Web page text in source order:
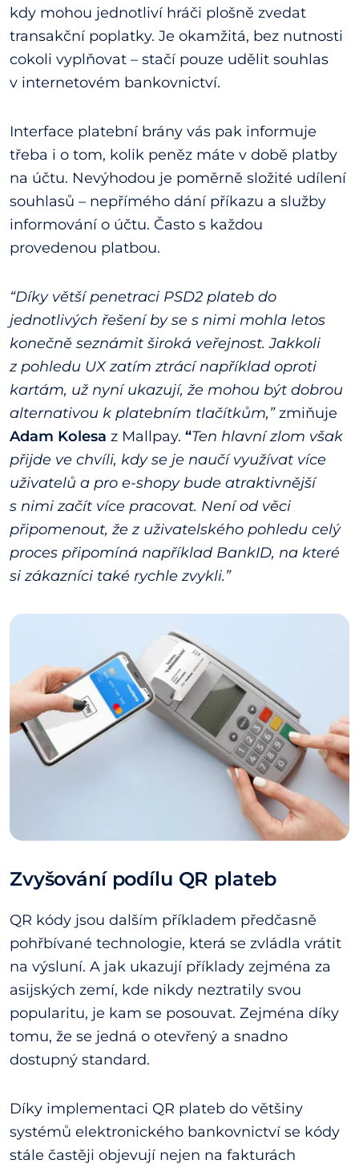
kdy mohou jednotliví hráči plošně zvedat
transakční poplatky. Je okamžitá, bez nutnosti
cokoli vyplňovat – stačí pouze udělit souhlas
v internetovém bankovnictví.
Interface platební brány vás pak informuje
třeba i o tom, kolik peněz máte v době platby
na účtu. Nevýhodou je poměrně složité udílení
souhlasů – nepřímého dání příkazu a služby
informování o účtu. Často s každou
provedenou platbou.
“Díky větší penetraci PSD2 plateb do
jednotlivých řešení by se s nimi mohla letos
konečně seznámit široká veřejnost. Jakkoli
z pohledu UX zatím ztrácí například oproti
kartám, už nyní ukazují, že mohou být dobrou
alternativou k platebním tlačítkům,”zmiňuje
Adam Kolesa z Mallpay. “Ten hlavní zlom však
přijde ve chvíli, kdy se je naučí využívat více
uživatelů a pro e-shopy bude atraktivnější
s nimi začít více pracovat. Není od věci
připomenout, že z uživatelského pohledu celý
proces připomíná například BankID, na které
si zákazníci také rychle zvykli.”
Zvyšování podílu QR plateb
QR kódy jsou dalším příkladem předčasně
pohřbívané technologie, která se zvládla vrátit
na výsluní. A jak ukazují příklady zejména za
asijských zemí, kde nikdy neztratily svou
popularitu, je kam se posouvat. Zejména díky
tomu, že se jedná o otevřený a snadno
dostupný standard.
Díky implementaci QR plateb do většiny
systémů elektronického bankovnictví se kódy
stále častěji objevují nejen na fakturách